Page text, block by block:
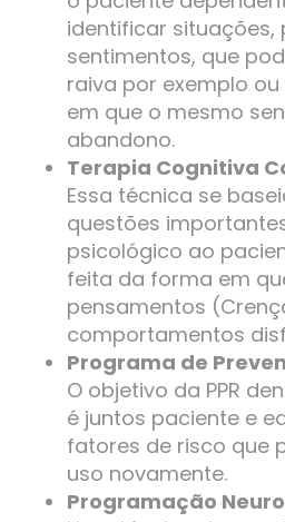
identificar situações,
sentimentos, que
raiva por exemplo
em que o mesmo
abandono.
Terapia Cognitiva
Essa técnica se
questões
psicológico ao
feita da forma em
pensamentos
comportamentos
Programa de
O objetivo da PPR
é juntos paciente e
fatores de risco que
uso novamente.
Programação